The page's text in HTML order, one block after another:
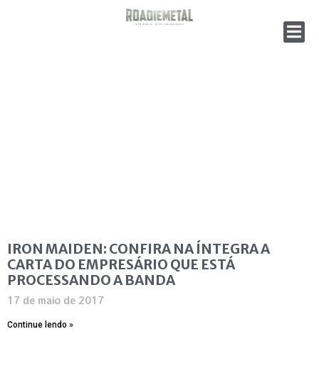
IRON MAIDEN: CONFIRA NA ÍNTEGRA A
CARTA DO EMPRESÁRIO QUE ESTÁ
PROCESSANDO A BANDA
17 de maio de 2017
Continue lendo »